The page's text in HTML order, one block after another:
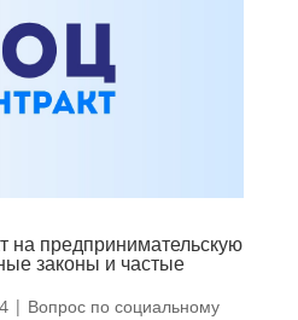
на предпринимательскую
законы и частые
| Вопрос по социальному